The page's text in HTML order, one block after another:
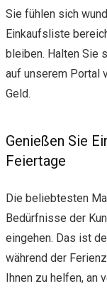
Sie fühlen sich
Einkaufsliste
bleiben. Halten Sie
auf unserem Portal
Geld.
Genießen Sie
Feiertage
Die beliebtesten
Bedürfnisse der
eingehen. Das ist
während der
Ihnen zu helfen, an